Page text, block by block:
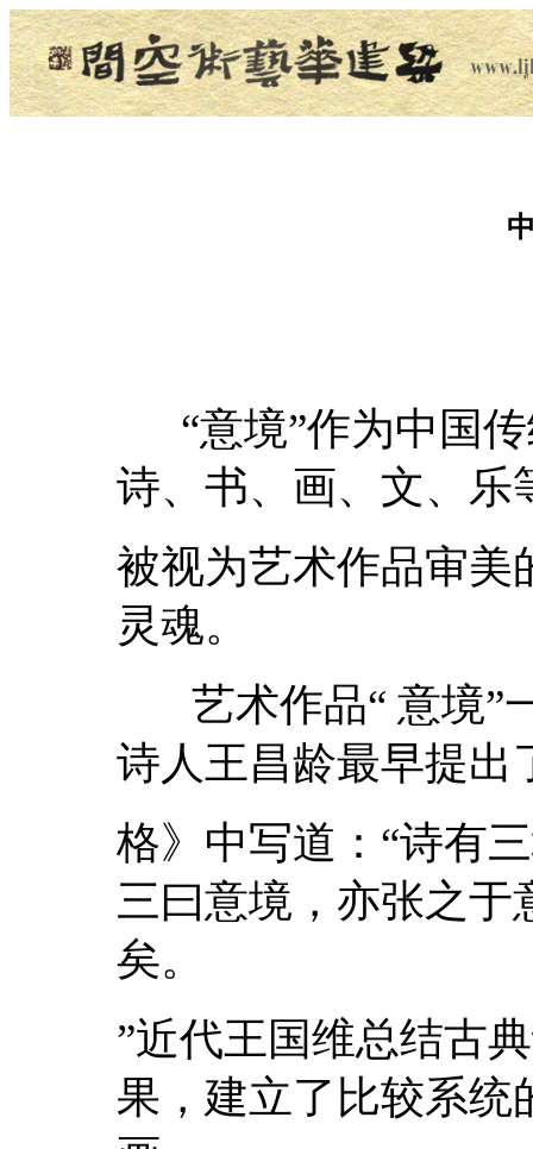
“意境”作为中国传
诗、书、画、文、乐
被视为艺术作品审美
灵魂。
艺术作品“ 意境”
诗人王昌龄最早提出
格》中写道：“诗有
三曰意境，亦张之
矣。
”近代王国维总结古
果，建立了比较系统